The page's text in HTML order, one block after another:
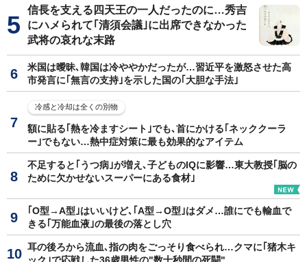
信長を支える四天王の一人だったのに…秀吉
にハメられて｢清須会議｣に出席できなかった
武将の哀れな末路
米国は曖昧､韓国は冷ややかだったが…習近平を激怒させた高
市発言に｢無言の支持｣を示した国の｢大胆な手法｣
冷感と冷却は全くの別物
額に貼る｢熱を冷ますシート｣でも､首にかける｢ネッククーラ
ー｣でもない…熱中症対策に最も効果的なアイテム
不足すると｢うつ病｣が増え､子どものIQに影響…東大教授｢脳の
ために欠かせないスーパーにある食材｣
｢O型→A型｣はいいけど､｢A型→O型｣はダメ…誰にでも輸血で
きる｢万能血液｣の最後の落とし穴
耳の後ろから流血､指の肉をごっそり食べられ…クマに｢猪木キ